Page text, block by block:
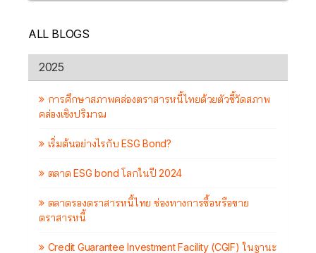
ALL BLOGS
2025
การศึกษาสภาพคล่องตราสารหนี้ไทยด้วยตัวชี้วัดสภาพ
คล่องเชิงปริมาณ
เริ่มต้นอย่างไรกับ ESG Bond?
ตลาด ESG bond โลกในปี 2024
ตลาดรองตราสารหนี้ไทย ช่องทางการซื้อหรือขาย
ตราสารหนี้
Credit Guarantee Investment Facility (CGIF) ในฐานะ